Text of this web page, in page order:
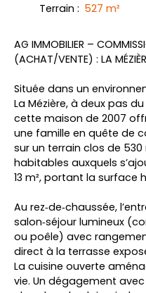
Terrain : 527 m²
AG IMMOBILIER –
(ACHAT/VENTE) : LA
Située dans un
La Mézière, à deux pas
cette maison de 2007
une famille en quête de
sur un terrain clos de 530
habitables auxquels
13 m², portant la surface
Au rez‑de‑chaussée,
salon‑séjour lumineux
ou poêle) avec
direct à la terrasse
La cuisine ouverte
vie. Un dégagement